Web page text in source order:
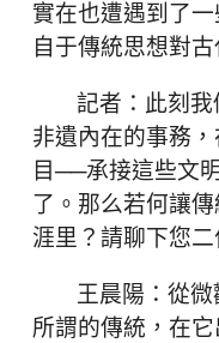
實在也遭遇到了
自于傳統思想對
記者：此刻
非遺內在的事務
目──承接這些文
了。那么若何讓
涯里？請聊下您
王晨陽：從
所謂的傳統，在